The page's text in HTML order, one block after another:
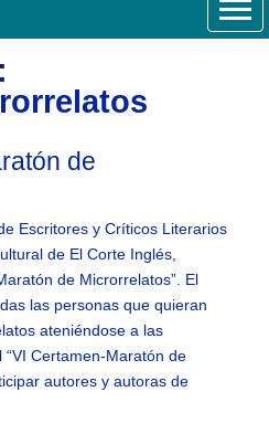
de
Escritores y Críticos Literarios
de El Corte Inglés,
de Microrrelatos”. El
las personas que quieran
ateniéndose a las
“VI Certamen-Maratón de
autores y autoras de